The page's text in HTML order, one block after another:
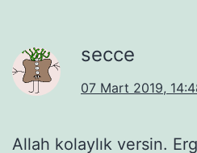
secce
07 Mart 2019,
Allah kolaylık versin.